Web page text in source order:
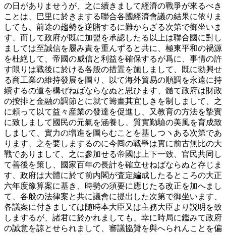
の日がありませうが、之に續きまして經濟の戰爭が來るべき
ことは、巴里に於きまする聯合各國經濟會議の結果に依りま
しても、前途の趨勢を逆賭するに難からざる次第で御坐いま
す、而して政府が既に加盟を承認したる以上は聯合國に對し
ましては至誠信を履み責を重んずると共に、極東平和の禍源
を杜絶して、帝國の威信と利益を確保するが爲に、事情の許
す限りは戰後に於ける各般の措置を施しまして、既に勃興せ
る商工業の維持發展を圖り、以て海外貿易の順調を永遠に持
續するの道を構ぜねばならなぬと思ひます、髄て政府は財政
の按排と金融の調節とに就て籌畫其宜しきを制しまして、之
に頼って以て益々産業の發達を促進し、又教育の方法を摯實
に致しまして國民の元氣を涵養し、質實勤驗の美風を育成致
しまして、實力の増進を圖らむことを基しつヽある次第であ
ります、之を要しまするのに今囘の戰爭は實に前古無比の大
戰でありまして、之に參加せる帝國は上下一致、官民共同し
て善後を策し、國家百年の長計を確立せねばならぬと存じま
す、政府は大體に於て前内閣が査定編成したるところの大正
六年度豫算案に基き、時勢の須要に應じたる改正を加へまし
て、各般の法律案と共に議會に提出した次第で御坐います、
各議案に付きましては随時本大臣又は主務大臣より説明を致
しまするが、諸君に於かれましても、幸に時局に鑑みて政府
の誠意を諒とせられまして、審議協贊を與へられんことを偏